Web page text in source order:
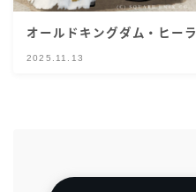
オールドキングダム・ヒー
2025.11.13